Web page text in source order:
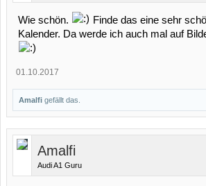
Wie schön.
Finde das eine sehr
Kalender. Da werde ich auch mal auf
01.10.2017
Amalfi gefällt das.
Amalfi
Audi A1 Guru